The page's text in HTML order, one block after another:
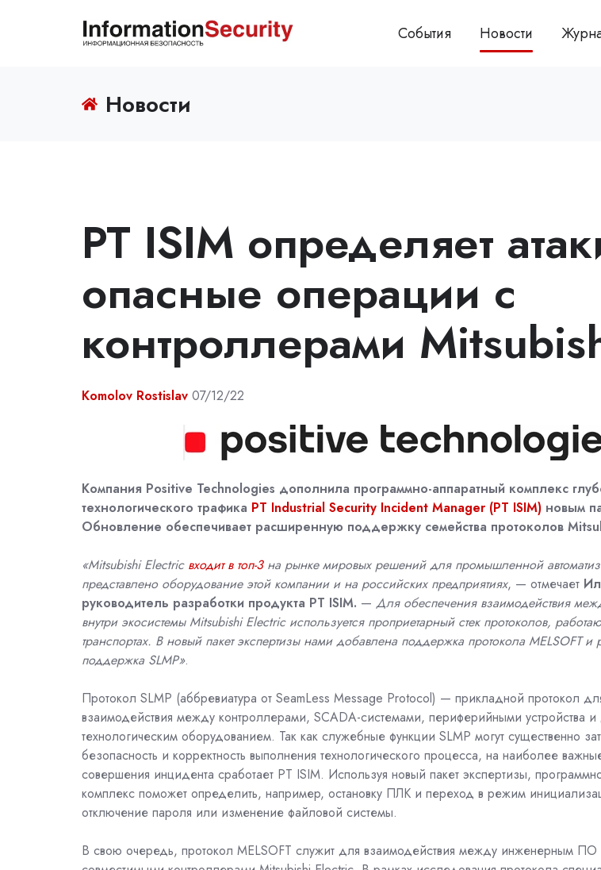
События Новости
Новости
PT ISIM определяет
опасные операции с
контроллерами
Komolov Rostislav 07/12/22
Компания Positive Technologies дополнила программно-аппаратный комплекс
технологического трафика PT Industrial Security Incident Manager (PT ISIM) новым
Обновление обеспечивает расширенную поддержку семейства протоколов
«Mitsubishi Electric входит в топ-3на рынке мировых решений для промышленной
представлено оборудование этой компании и на российских предприятиях, — отмечает
руководитель разработки продукта PT ISIM. — Для обеспечения взаимодействия
внутри экосистемы Mitsubishi Electric используется проприетарный стек протоколов,
транспортах. В новый пакет экспертизы нами добавлена поддержка протокола MELSOFT
поддержка SLMP».
Протокол SLMP (аббревиатура от SeamLess Message Protocol) — прикладной протокол
взаимодействия между контроллерами, SCADA-системами, периферийными устройства
технологическим оборудованием. Так как служебные функции SLMP могут существенно
безопасность и корректность выполнения технологического процесса, на наиболее
совершения инцидента сработает PT ISIM. Используя новый пакет экспертизы,
комплекс поможет определить, например, остановку ПЛК и переход в режим
отключение пароля или изменение файловой системы.
В свою очередь, протокол MELSOFT служит для взаимодействия между инженерным ПО